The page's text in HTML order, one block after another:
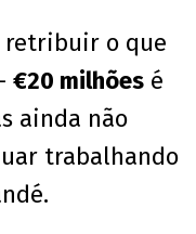
retribuir o que
€20 milhões é
ainda não
trabalhando